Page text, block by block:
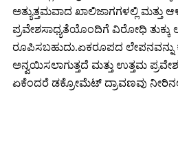
ಅತ್ಯುತ್ತಮವಾದ ಖಾಲಿಜಾಗಗಳಲ್ಲಿ ಮತ್ತು
ಪ್ರವೇಶಸಾಧ್ಯತೆಯೊಂದಿಗೆ ವಿರೋಧಿ ತುಕ್ಕು
ರೂಪಿಸಬಹುದು.ಏಕರೂಪದ
ಅನ್ವಯಿಸಲಾಗುತ್ತದೆ ಮತ್ತು ಉತ್ತಮ
ಏಕೆಂದರೆ ಡಕ್ರೋಮೆಟ್ ದ್ರಾವಣವು